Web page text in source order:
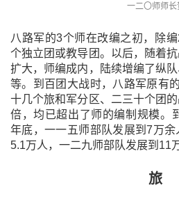
一二〇师师长
八路军的3个师在改编之初，除
个独立团或教导团。以后，随着
扩大，师编成内，陆续增编了纵
等。到百团大战时，八路军原有
十几个旅和军分区、二三十个团
倍，均已超出了师的编制规模。
年底，一一五师部队发展到7万余
5.1万人，一二九师部队发展到11
旅